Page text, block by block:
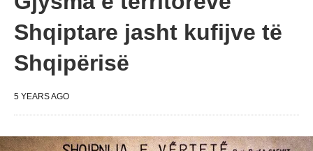
Shqiptare jasht kufijve të
Shqipërisë
5 YEARS AGO